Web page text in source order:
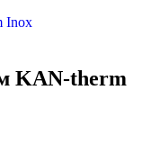
KAN-therm